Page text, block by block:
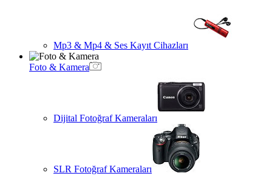
Mp3 & Mp4 & Ses Kayıt Cihazları
Foto & Kamera
Dijital Fotoğraf Kameraları
SLR Fotoğraf Kameraları